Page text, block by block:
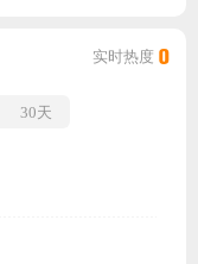
实时热度 0
30天